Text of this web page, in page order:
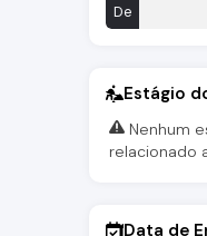
De
Estágio
Nenhum
relacionado
Data de